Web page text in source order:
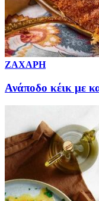
ΖΑΧΑΡΗ
Ανάποδο κέικ με